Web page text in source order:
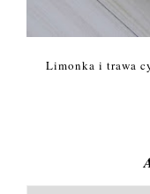
Limonka i trawa